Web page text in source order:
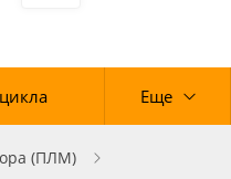
Еще
(ПЛМ)